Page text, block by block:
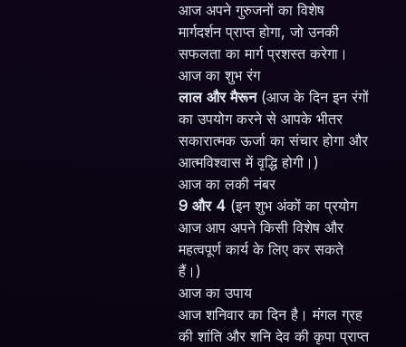
आज अपने गुरुजनों का विशेष
मार्गदर्शन प्राप्त होगा, जो उनकी
सफलता का मार्ग प्रशस्त करेगा।
आज का शुभ रंग
लाल और मैरून(आज के दिन इन रंगों
का उपयोग करने से आपके भीतर
सकारात्मक ऊर्जा का संचार होगा और
आत्मविश्वास में वृद्धि होगी।)
आज का लकी नंबर
9 और 4 (इन शुभ अंकों का प्रयोग
आज आप अपने किसी विशेष और
महत्वपूर्ण कार्य के लिए कर सकते
हैं।)
आज का उपाय
आज शनिवार का दिन है। मंगल ग्रह
की शांति और शनि देव की कृपा प्राप्त